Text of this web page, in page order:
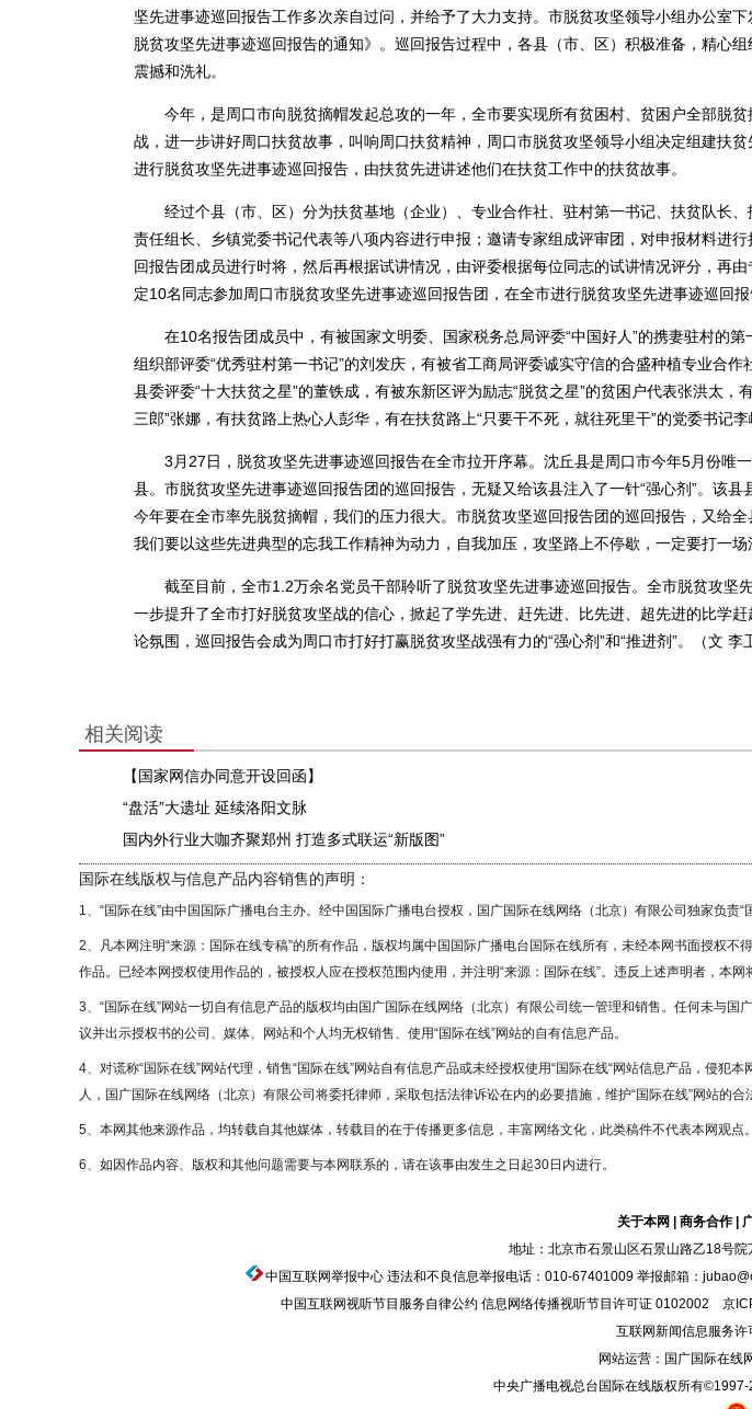
坚先进事迹巡回报告工作多次亲自过问，并给予了大力支持。市脱贫攻坚领导小组办公室
脱贫攻坚先进事迹巡回报告的通知》。巡回报告过程中，各县（市、区）积极准备，精心
震撼和洗礼。
今年，是周口市向脱贫摘帽发起总攻的一年，全市要实现所有贫困村、贫困户全部脱贫
战，进一步讲好周口扶贫故事，叫响周口扶贫精神，周口市脱贫攻坚领导小组决定组建扶
进行脱贫攻坚先进事迹巡回报告，由扶贫先进讲述他们在扶贫工作中的扶贫故事。
经过个县（市、区）分为扶贫基地（企业）、专业合作社、驻村第一书记、扶贫队长、
责任组长、乡镇党委书记代表等八项内容进行申报；邀请专家组成评审团，对申报材料进
回报告团成员进行时将，然后再根据试讲情况，由评委根据每位同志的试讲情况评分，再
定10名同志参加周口市脱贫攻坚先进事迹巡回报告团，在全市进行脱贫攻坚先进事迹巡回报
在10名报告团成员中，有被国家文明委、国家税务总局评委“中国好人”的携妻驻村的第
组织部评委“优秀驻村第一书记”的刘发庆，有被省工商局评委诚实守信的合盛种植专业合作
县委评委“十大扶贫之星”的董铁成，有被东新区评为励志“脱贫之星”的贫困户代表张洪太，
三郎”张娜，有扶贫路上热心人彭华，有在扶贫路上“只要干不死，就往死里干”的党委书记李
3月27日，脱贫攻坚先进事迹巡回报告在全市拉开序幕。沈丘县是周口市今年5月份唯
县。市脱贫攻坚先进事迹巡回报告团的巡回报告，无疑又给该县注入了一针“强心剂”。该县
今年要在全市率先脱贫摘帽，我们的压力很大。市脱贫攻坚巡回报告团的巡回报告，又给全
我们要以这些先进典型的忘我工作精神为动力，自我加压，攻坚路上不停歇，一定要打一场
截至目前，全市1.2万余名党员干部聆听了脱贫攻坚先进事迹巡回报告。全市脱贫攻坚
一步提升了全市打好脱贫攻坚战的信心，掀起了学先进、赶先进、比先进、超先进的比学
论氛围，巡回报告会成为周口市打好打赢脱贫攻坚战强有力的“强心剂”和“推进剂”。（文 李
相关阅读
【国家网信办同意开设回函】
“盘活”大遗址 延续洛阳文脉
国内外行业大咖齐聚郑州 打造多式联运“新版图”
国际在线版权与信息产品内容销售的声明：
1、“国际在线”由中国国际广播电台主办。经中国国际广播电台授权，国广国际在线网络（北京）有限公司独家负责“
2、凡本网注明“来源：国际在线专稿”的所有作品，版权均属中国国际广播电台国际在线所有，未经本网书面授权不
作品。已经本网授权使用作品的，被授权人应在授权范围内使用，并注明“来源：国际在线”。违反上述声明者，本网
3、“国际在线”网站一切自有信息产品的版权均由国广国际在线网络（北京）有限公司统一管理和销售。任何未与国
议并出示授权书的公司、媒体、网站和个人均无权销售、使用“国际在线”网站的自有信息产品。
4、对谎称“国际在线”网站代理，销售“国际在线”网站自有信息产品或未经授权使用“国际在线“网站信息产品，侵犯
人，国广国际在线网络（北京）有限公司将委托律师，采取包括法律诉讼在内的必要措施，维护“国际在线”网站的合
5、本网其他来源作品，均转载自其他媒体，转载目的在于传播更多信息，丰富网络文化，此类稿件不代表本网观点。
6、如因作品内容、版权和其他问题需要与本网联系的，请在该事由发生之日起30日内进行。
关于本网 商务合作|
地址：北京市石景山区石景山路乙18号
中国互联网举报中心违法和不良信息举报电话：010-67401009 举报邮箱：
中国互联网视听节目服务自律公约 信息网络传播视听节目许可证 0102002 京
互联网新闻信息服务
网站运营：国广国际在线
中央广播电视总台国际在线版权所有©1997-